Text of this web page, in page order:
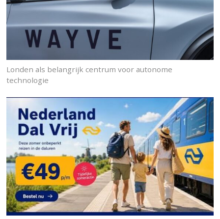
Londen als belangrijk centrum voor autonome
technologie